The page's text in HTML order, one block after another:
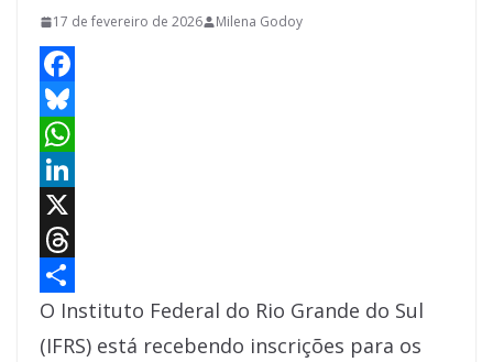
17 de fevereiro de 2026 Milena Godoy
F
a
c
e
b
o
o
k
B
u
e
s
k
y
W
h
a
t
s
A
L
n
k
e
X
T
h
r
S
h
O Instituto Federal do Rio Grande do Sul
(IFRS) está recebendo inscrições para os